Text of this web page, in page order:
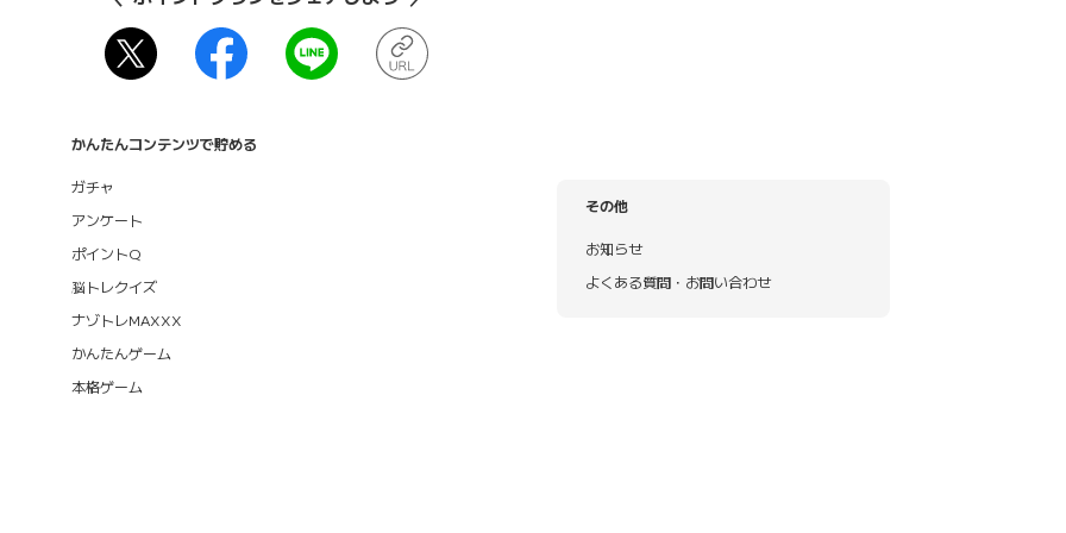
かんたんコンテンツで貯める
ガチャ
アンケート
ポイントQ
脳トレクイズ
ナゾトレMAXXX
かんたんゲーム
本格ゲーム
その他
お知らせ
よくある質問・お問い合わせ